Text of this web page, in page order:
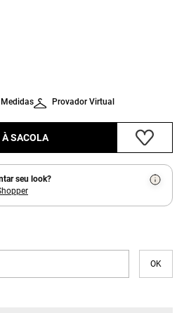
Provador Virtual
SACOLA
seu look?